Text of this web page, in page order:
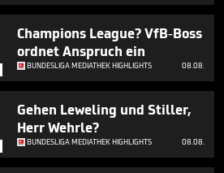
Champions League? VfB-Boss
ordnet Anspruch ein
BUNDESLIGA MEDIATHEK HIGHLIGHTS 08.08.
Gehen Leweling und Stiller,
Herr Wehrle?
BUNDESLIGA MEDIATHEK HIGHLIGHTS 08.08.